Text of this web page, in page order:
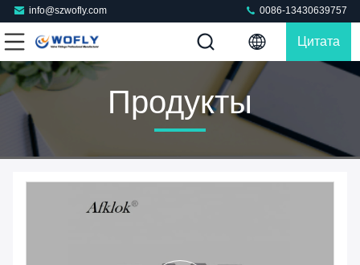
info@szwofly.com 0086-13430639757
Цитата
Продукты